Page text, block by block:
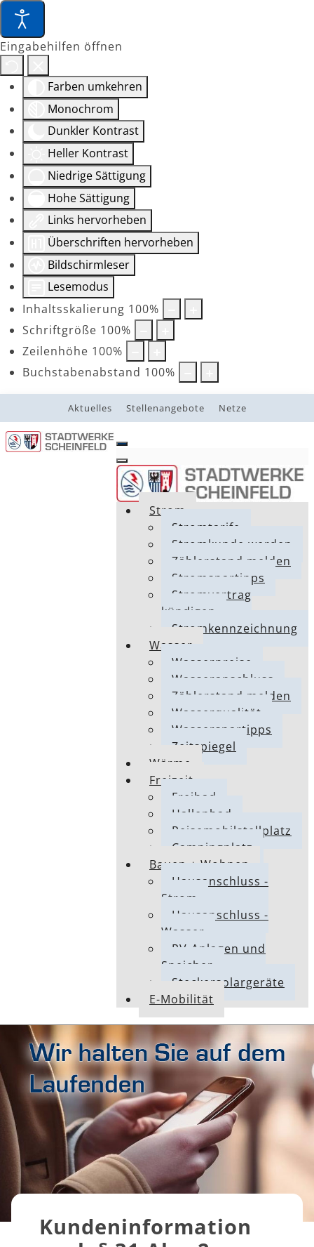
Eingabehilfen öffnen
Farben umkehren
Monochrom
Dunkler Kontrast
Heller Kontrast
Niedrige Sättigung
Hohe Sättigung
Links hervorheben
Überschriften hervorheben
Bildschirmleser
Lesemodus
Inhaltsskalierung 100%
Schriftgröße 100%
Zeilenhöhe 100%
Buchstabenabstand 100%
Aktuelles Stellenangebote Netze
Strom
Stromtarife
Stromkunde werden
Zählerstand melden
Stromspartipps
Stromvertrag
kündigen
Stromkennzeichnung
Wasser
Wasserpreise
Wasseranschluss
Zählerstand melden
Wasserqualität
Wasserspartipps
Zeitspiegel
Wärme
Freizeit
Freibad
Hallenbad
Reisemobilstellplatz
Campingplatz
Bauen + Wohnen
Hausanschluss -
Strom
Hausanschluss -
Wasser
PV-Anlagen und
Speicher
Steckersolargeräte
E-Mobilität
Kundeninformation